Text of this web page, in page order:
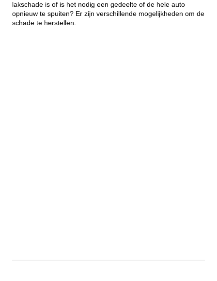
lakschade is of is het nodig een gedeelte of de hele auto
opnieuw te spuiten? Er zijn verschillende mogelijkheden om de
schade te herstellen.